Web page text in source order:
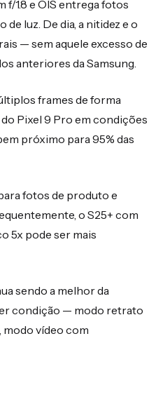
f/1.8 e OIS entrega fotos
luz. De dia, a nitidez e o
— sem aquele excesso de
anteriores da Samsung.
frames de forma
Pixel 9 Pro em condições
próximo para 95% das
fotos de produto e
o S25+ com
5x pode ser mais
sendo a melhor da
condição — modo retrato
vídeo com